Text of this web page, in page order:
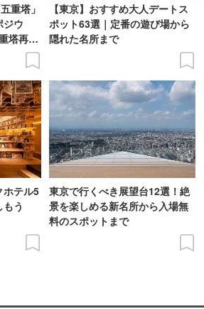
重塔」
ジウ
塔再建
【東京】おすすめ大人デートス
ポット63選｜定番の遊び場から
隠れた名所まで
ホテル5
う
東京で行くべき展望台12選！絶
景を楽しめる新名所から入場無
料のスポットまで